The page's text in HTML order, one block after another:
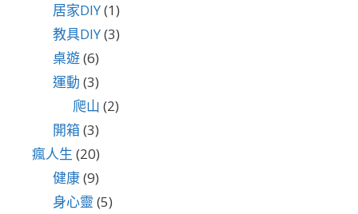
居家DIY(1)
教具DIY(3)
桌遊(6)
運動 (3)
爬山 (2)
開箱(3)
瘋人生 (20)
健康(9)
身心靈 (5)